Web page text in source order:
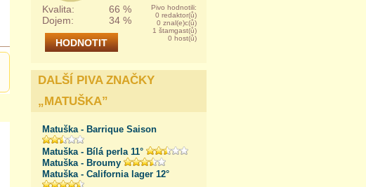
Kvalita: 66 %
Pivo hodnotili:
0 redaktor(ů)
0 znal(e)c(ů)
1 štamgast(ů)
0 host(ů)
Dojem: 34 %
DALŠÍ PIVA ZNAČKY
„MATUŠKA”
Matuška - Barrique Saison
Matuška - Bílá perla 11°
Matuška - Broumy
Matuška - California lager 12°